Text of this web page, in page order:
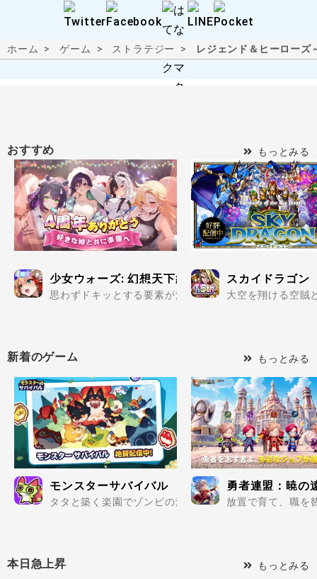
ホーム ゲーム ストラテジー レジェンド＆ヒーローズ
おすすめ もっとみる
少女ウォーズ: 幻想天下統一戦
思わずドキッとする要素が満載の美少女だらけで楽し
スカイドラゴン
大空を翔ける空賊
新着のゲーム もっとみる
モンスターサバイバル
タタと築く楽園でゾンビの波を迎え撃て..
勇者連盟：暁の
放置で育て、職を
本日急上昇 もっとみる